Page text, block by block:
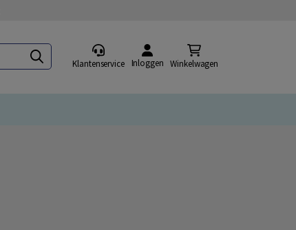
Klantenservice Inloggen Winkelwagen